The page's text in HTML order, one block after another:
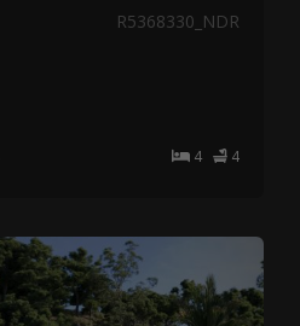
R5368330_NDR
4 4